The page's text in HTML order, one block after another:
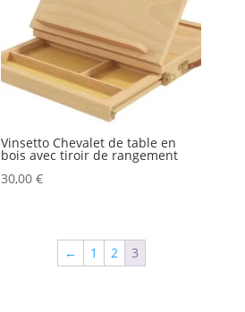
Vinsetto Chevalet de table en
bois avec tiroir de rangement
30,00 €
← 1 2 3